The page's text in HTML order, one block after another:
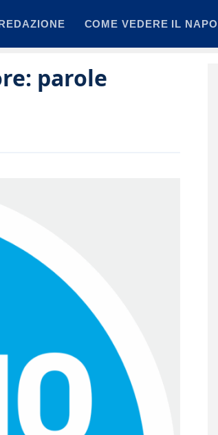
COME VEDERE IL
parole